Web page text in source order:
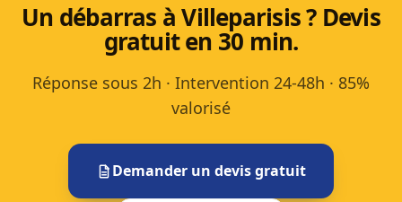
Un débarras à Villeparisis ? Devis
gratuit en 30 min.
Réponse sous 2h · Intervention 24-48h · 85%
valorisé
Demander un devis gratuit